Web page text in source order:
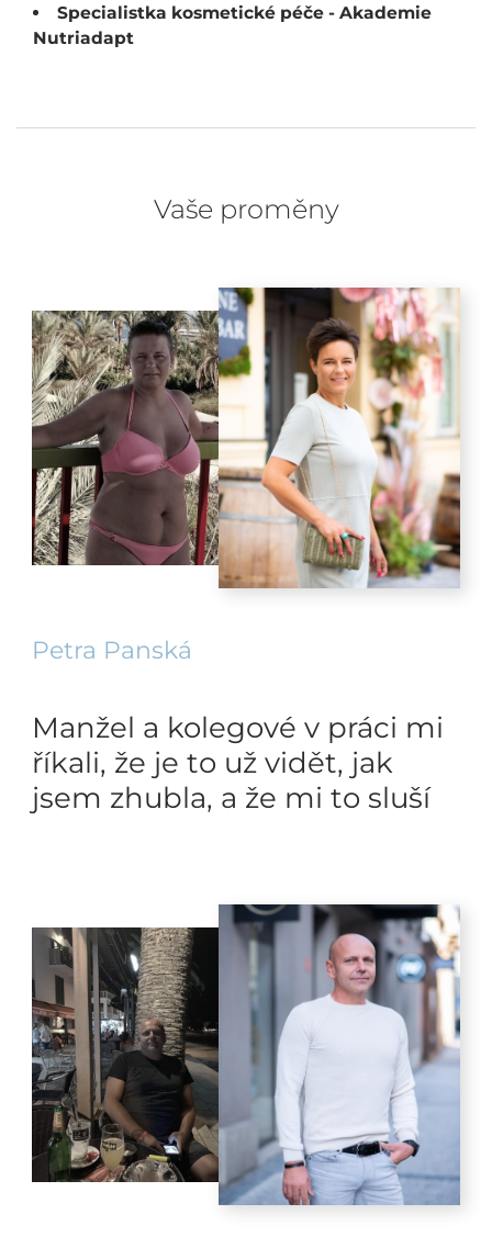
Specialistka kosmetické péče - Akademie
Nutriadapt
Vaše proměny
Petra Panská
Manžel a kolegové v práci mi
říkali, že je to už vidět, jak
jsem zhubla, a že mi to sluší